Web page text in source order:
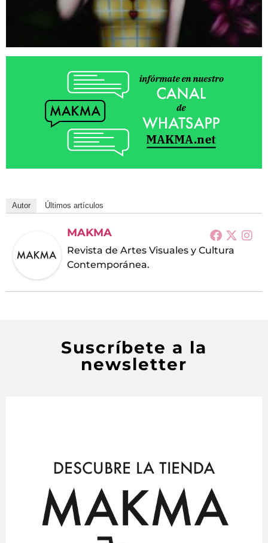
Autor Últimos artículos
MAKMA
Revista de Artes Visuales y Cultura
Contemporánea.
Suscríbete a la
newsletter